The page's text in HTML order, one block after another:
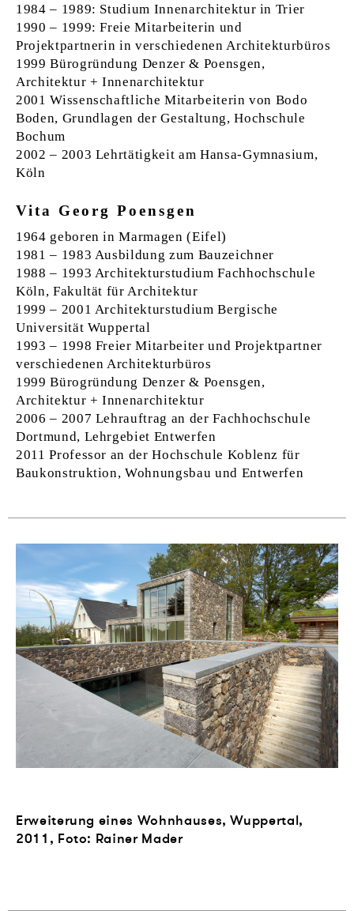
1984 – 1989: Studium Innenarchitektur in Trier
1990 – 1999: Freie Mitarbeiterin und
Projektpartnerin in verschiedenen Architekturbüros
1999 Bürogründung Denzer & Poensgen,
Architektur + Innenarchitektur
2001 Wissenschaftliche Mitarbeiterin von Bodo
Boden, Grundlagen der Gestaltung, Hochschule
Bochum
2002 – 2003 Lehrtätigkeit am Hansa-Gymnasium,
Köln
Vita Georg Poensgen
1964 geboren in Marmagen (Eifel)
1981 – 1983 Ausbildung zum Bauzeichner
1988 – 1993 Architekturstudium Fachhochschule
Köln, Fakultät für Architektur
1999 – 2001 Architekturstudium Bergische
Universität Wuppertal
1993 – 1998 Freier Mitarbeiter und Projektpartner
verschiedenen Architekturbüros
1999 Bürogründung Denzer & Poensgen,
Architektur + Innenarchitektur
2006 – 2007 Lehrauftrag an der Fachhochschule
Dortmund, Lehrgebiet Entwerfen
2011 Professor an der Hochschule Koblenz für
Baukonstruktion, Wohnungsbau und Entwerfen
Erweiterung eines Wohnhauses, Wuppertal,
2011, Foto: Rainer Mader